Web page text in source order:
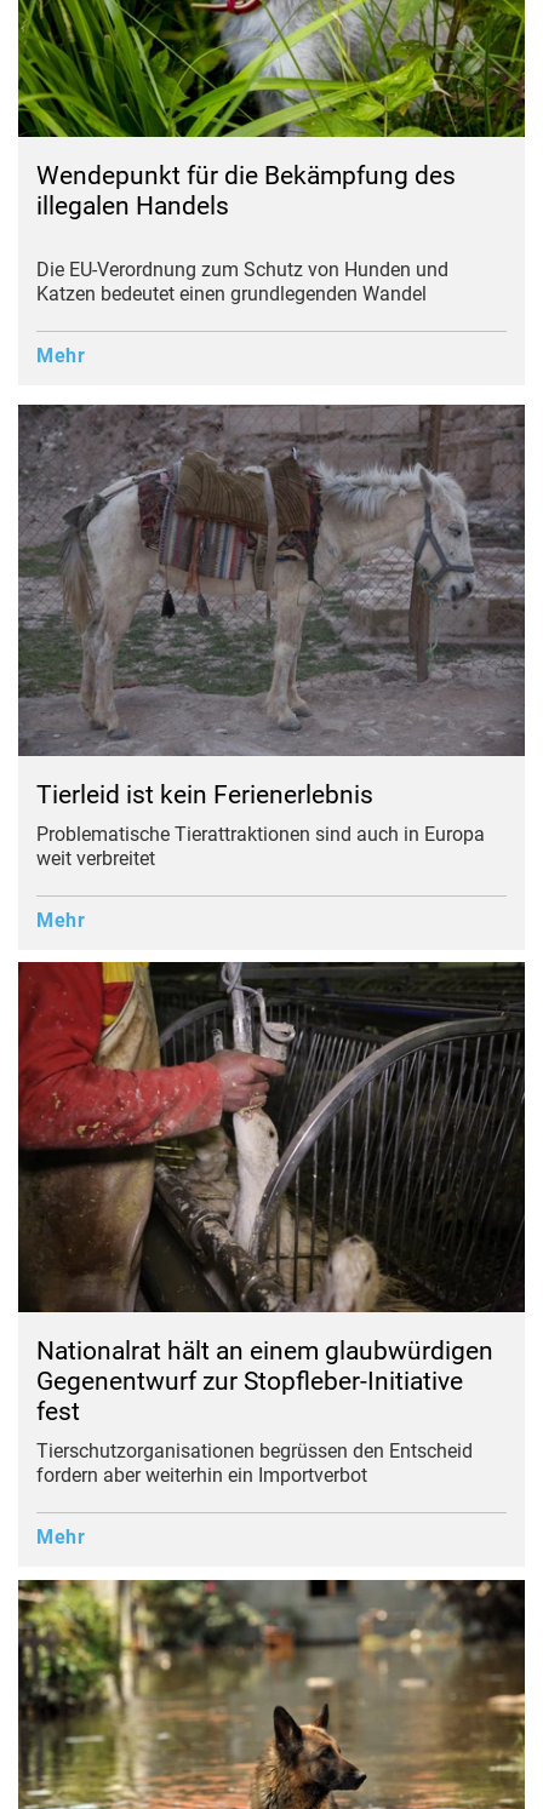
Wendepunkt für die Bekämpfung des
illegalen Handels
Die EU-Verordnung zum Schutz von Hunden und
Katzen bedeutet einen grundlegenden Wandel
Mehr
Tierleid ist kein Ferienerlebnis
Problematische Tierattraktionen sind auch in Europa
weit verbreitet
Mehr
Nationalrat hält an einem glaubwürdigen
Gegenentwurf zur Stopfleber-Initiative
fest
Tierschutzorganisationen begrüssen den Entscheid
fordern aber weiterhin ein Importverbot
Mehr